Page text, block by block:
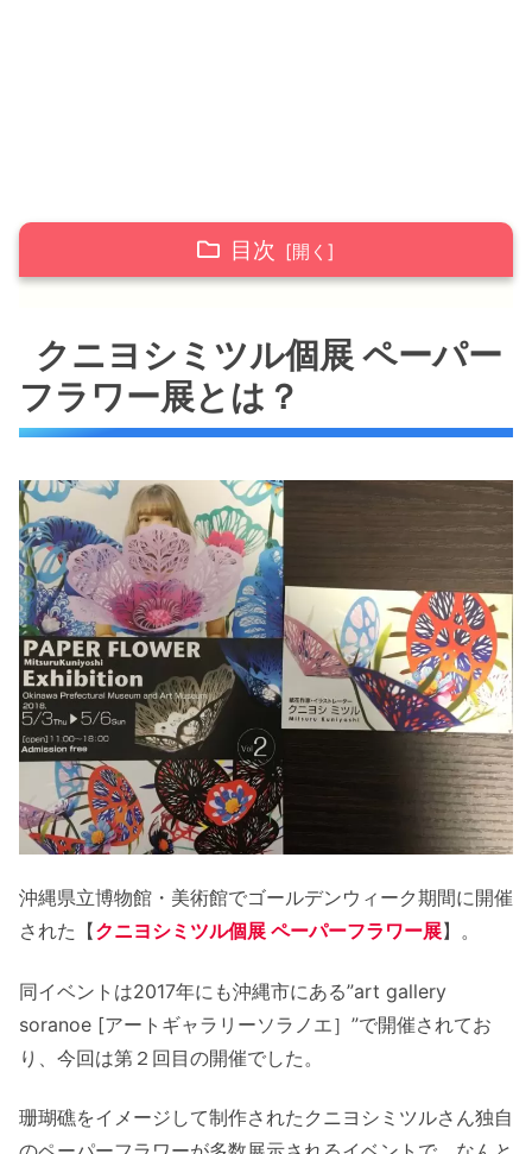
目次
は？
クニヨシミツルとは？
様々な種類のペーパーフラワー
沖縄県立博物館・美術館 施設情報
沖縄県立博物館・美術館 周辺地図
クニヨシミツル個展 ペーパーフラワー展 巡
りまとめ
クニヨシミツル個展 ペーパー
フラワー展とは？
沖縄県立博物館・美術館でゴールデンウィーク期間に開催
された【クニヨシミツル個展 ペーパーフラワー展】。
同イベントは2017年にも沖縄市にある”art gallery
soranoe [アートギャラリーソラノエ］”で開催されてお
り、今回は第２回目の開催でした。
珊瑚礁をイメージして制作されたクニヨシミツルさん独自